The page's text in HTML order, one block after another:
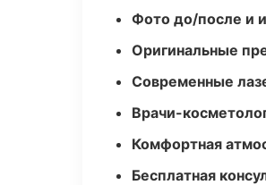
Фото до/после и
Оригинальные
Современные
Врачи-
Комфортная
Бесплатная